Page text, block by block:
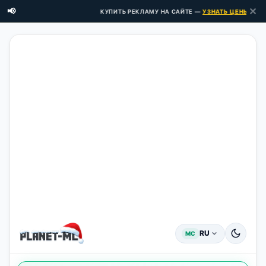
📢 КУПИТЬ РЕКЛАМУ НА САЙТЕ —УЗНАТЬ ЦЕНЫ ЗДЕСЬ
✕
MC RU